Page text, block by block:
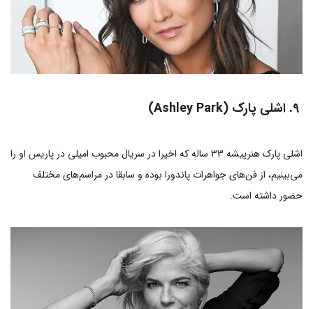
اشلی پارک هنرپیشه 33 ساله که اخیرا در سریال محبوب امیلی در پاریس او را
می‌بینیم، از فن‌های جواهرات پاندورا بوده و سابقا در مراسم‌های مختلف
حضور داشته است.